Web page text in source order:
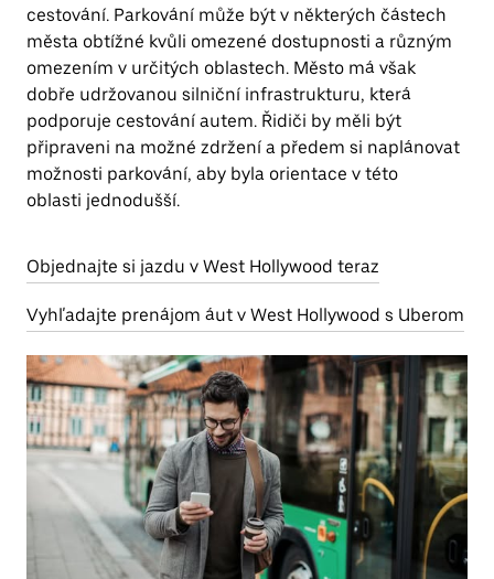
cestování. Parkování může být v některých částech
města obtížné kvůli omezené dostupnosti a různým
omezením v určitých oblastech. Město má však
dobře udržovanou silniční infrastrukturu, která
podporuje cestování autem. Řidiči by měli být
připraveni na možné zdržení a předem si naplánovat
možnosti parkování, aby byla orientace v této
oblasti jednodušší.
Objednajte si jazdu v West Hollywood teraz
Vyhľadajte prenájom áut v West Hollywood s Uberom